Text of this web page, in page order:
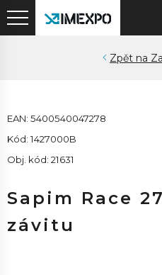
EAN: 5400540047278
Kód: 1427000B
Obj. kód: 21631
Sapim Race
závitu